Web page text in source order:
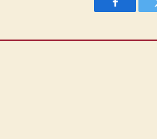
Facebook